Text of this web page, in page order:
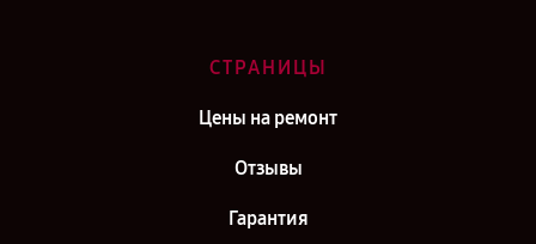
СТРАНИЦЫ
Цены на ремонт
Отзывы
Гарантия